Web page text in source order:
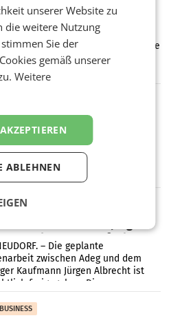
für Zirkularität: ARA und
am POS über
August hinweg rücken die
Austria AG (ARA) und der
Müller die Initiative
Helden“ in allen österreichischen
zwei Filialen in
Niederösterreich
– Im Rahmen einer
Modernisierungsoffensive
Penny zwei Filialen in Nieder- und
Die beiden Standorte liegen
setzt ab 1.1.2027 auf Adeg
– Die geplante
zwischen Adeg und dem
Kaufmann Jürgen Albrecht ist
freigegeben: Die
und der
unserer Website zu
die weitere Nutzung
Sie der
gemäß unserer
Weitere
ABLEHNEN